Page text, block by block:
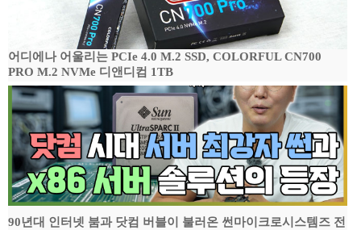
어디에나 어울리는 PCIe 4.0 M.2 SSD, COLORFUL CN700
PRO M.2 NVMe 디앤디컴 1TB
90년대 인터넷 붐과 닷컴 버블이 불러온 썬마이크로시스템즈 전